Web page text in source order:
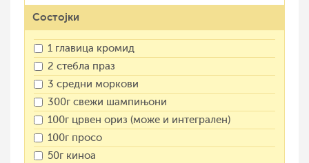
Состојки
1 главица кромид
2 стебла праз
3 средни моркови
300г свежи шампињони
100г црвен ориз (може и интегрален)
100г просо
50г киноа